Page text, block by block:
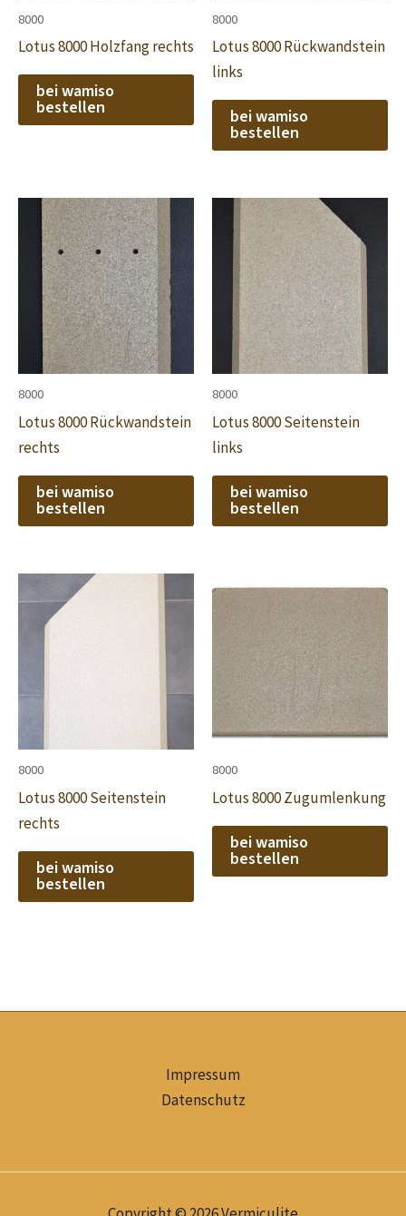
8000
Lotus 8000 Holzfang rechts
bei wamiso
bestellen
8000
Lotus 8000 Rückwandstein
links
bei wamiso
bestellen
8000
Lotus 8000 Rückwandstein
rechts
bei wamiso
bestellen
8000
Lotus 8000 Seitenstein
links
bei wamiso
bestellen
8000
Lotus 8000 Seitenstein
rechts
bei wamiso
bestellen
8000
Lotus 8000 Zugumlenkung
bei wamiso
bestellen
Impressum
Datenschutz